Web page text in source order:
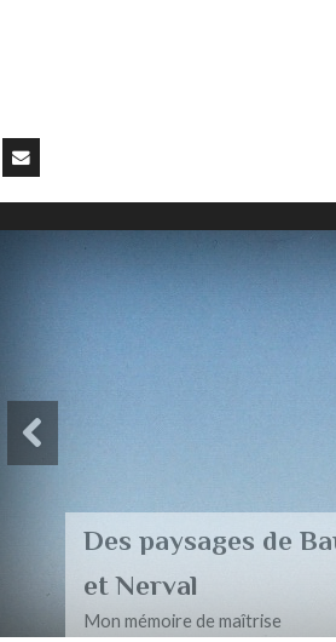
Des paysages de
et Nerval
Mon mémoire de maîtrise